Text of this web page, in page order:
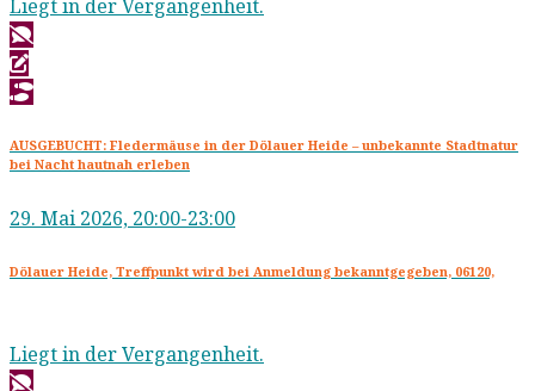
Liegt in der Vergangenheit.
AUSGEBUCHT: Fledermäuse in der Dölauer Heide – unbekannte Stadtnatur
bei Nacht hautnah erleben
29. Mai 2026, 20:00-23:00
Dölauer Heide, Treffpunkt wird bei Anmeldung bekanntgegeben, 06120,
Liegt in der Vergangenheit.